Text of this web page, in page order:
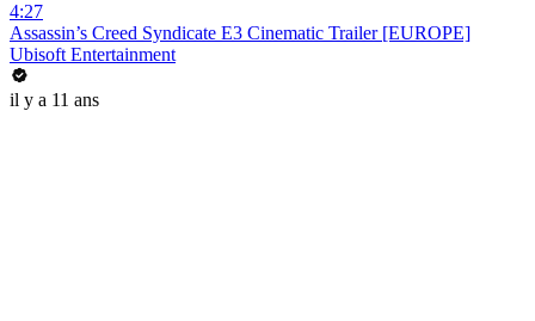
4:27
Assassin’s Creed Syndicate E3 Cinematic Trailer [EUROPE]
Ubisoft Entertainment
il y a 11 ans